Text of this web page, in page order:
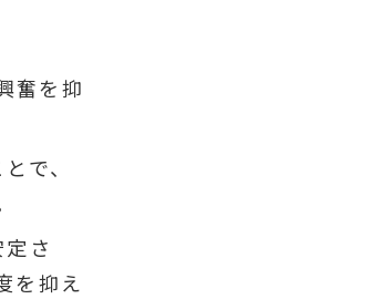
奮を抑
で、
さ
を抑え